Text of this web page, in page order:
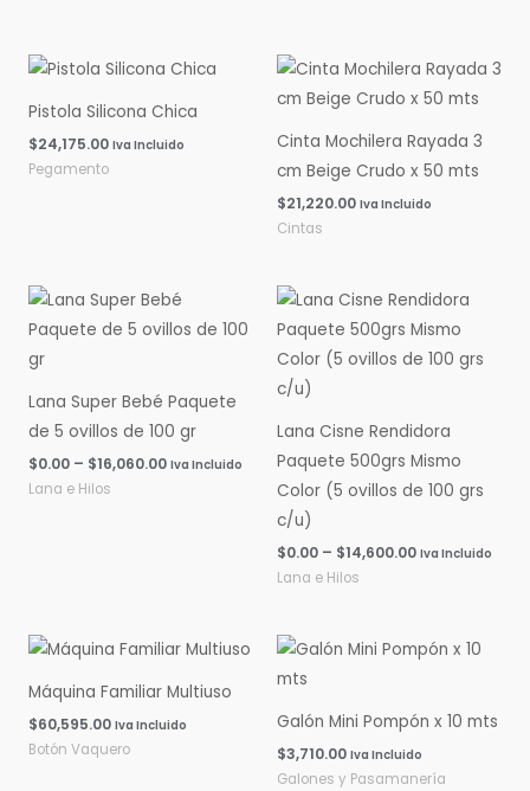
Pistola Silicona Chica
$24,175.00 Iva Incluido
Pegamento
Cinta Mochilera Rayada 3
cm Beige Crudo x 50 mts
$21,220.00 Iva Incluido
Cintas
Lana Super Bebé Paquete
de 5 ovillos de 100 gr
$0.00 – $16,060.00
Rango
de
precios:
$16,060.00
Iva Incluido
Lana e Hilos
Lana Cisne Rendidora
Paquete 500grs Mismo
Color (5 ovillos de 100 grs
c/u)
$0.00 – $14,600.00
Rango
de
precios:
desde
$0.00
Iva Incluido
Lana e Hilos
Máquina Familiar Multiuso
$60,595.00 Iva Incluido
Botón Vaquero
Galón Mini Pompón x 10 mts
$3,710.00 Iva Incluido
Galones y Pasamanería